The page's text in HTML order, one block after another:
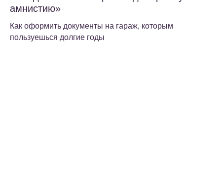
амнистию»
Как оформить документы на гараж, которым
пользуешься долгие годы